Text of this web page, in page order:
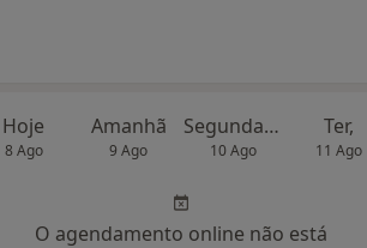
Hoje
8 Ago
Amanhã
9 Ago
Segunda-feira
10 Ago
Ter,
11 Ago
O agendamento online não está